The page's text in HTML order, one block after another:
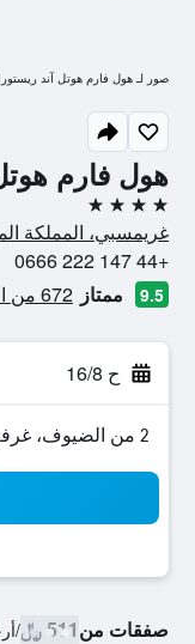
هول فارم
4 نجوم
غريمسبي، المملكة
+44 147 222 0666
9.5 ممتاز 672 من التقييمات تم التحقق منها
ح 16/8
2 من الضيوف، غرفة واحدة
صفقات من511 ﷼ /
صور لـ هول فارم هوتل آند